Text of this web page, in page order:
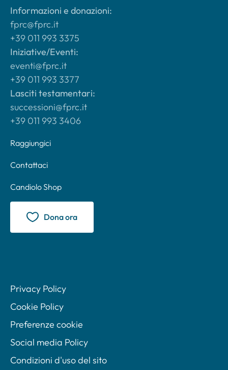
Informazioni e donazioni:
fprc@fprc.it
+39 011 993 3375
Iniziative/Eventi:
eventi@fprc.it
+39 011 993 3377
Lasciti testamentari:
successioni@fprc.it
+39 011 993 3406
Raggiungici
Contattaci
Candiolo Shop
Dona ora
Privacy Policy
Cookie Policy
Preferenze cookie
Social media Policy
Condizioni d'uso del sito